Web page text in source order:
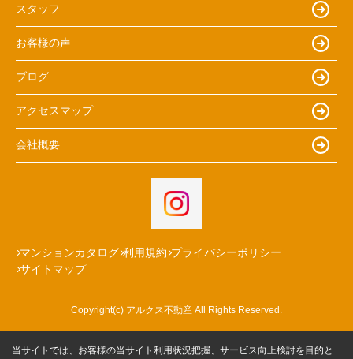
スタッフ
お客様の声
ブログ
アクセスマップ
会社概要
マンションカタログ 利用規約 プライバシーポリシー
サイトマップ
Copyright(c) アルクス不動産 All Rights Reserved.
当サイトでは、お客様の当サイト利用状況把握、サービス向上検討を目的と